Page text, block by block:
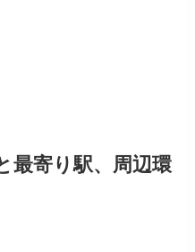
最寄り駅、周辺環